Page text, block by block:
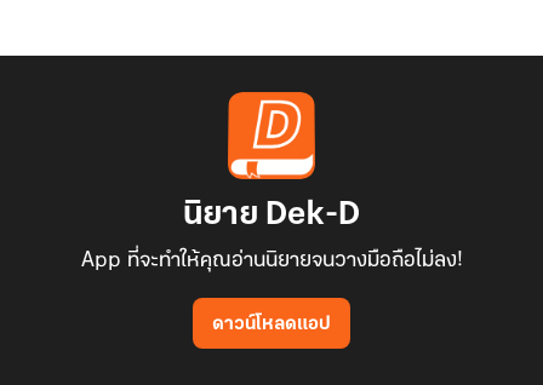
- อ่านตัวอย่างก่อนซื้อนะคะ ถ้าอยากอ่านตัวอย่างถึงบทที่ 10 อ่านได้ที่
- สำหรับคนที่ใช้ ios แนะนำซื้อผ่านเว็บแล้วกลับมาอ่านที่แอปจะได้ราคา
นิยาย Dek-D
App ที่จะทำให้คุณอ่านนิยายจนวางมือถือไม่ลง!
ดาวน์โหลดแอป